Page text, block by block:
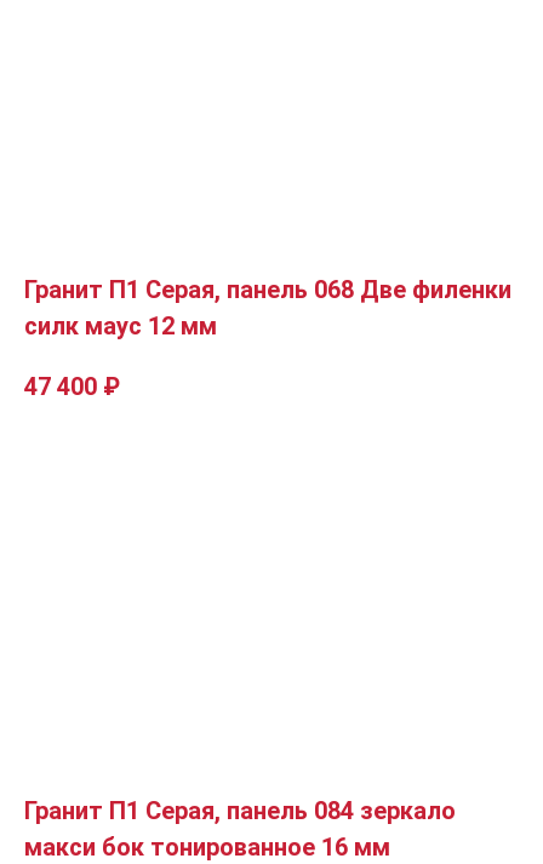
Гранит П1 Серая, панель 068 Две филенки
силк маус 12 мм
47 400 ₽
Гранит П1 Серая, панель 084 зеркало
макси бок тонированное 16 мм